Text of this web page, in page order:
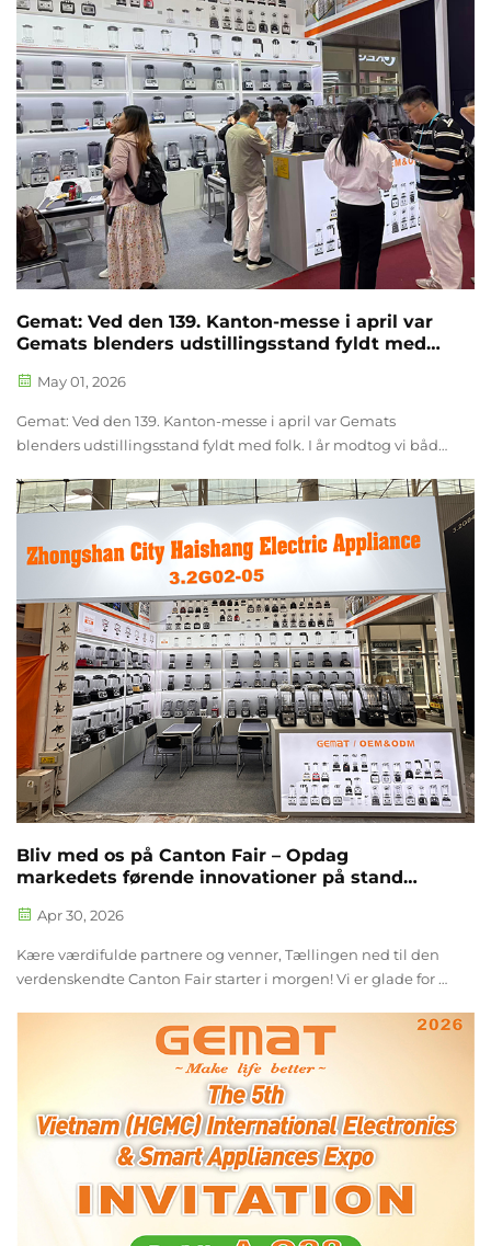
Gemat: Ved den 139. Kanton-messe i april var
Gemats blenders udstillingsstand fyldt med
May 01, 2026
Gemat: Ved den 139. Kanton-messe i april var Gemats
blenders udstillingsstand fyldt med folk. I år modtog vi både
adgangskravene blev stadig mere strenge. &nbsp...
Bliv med os på Canton Fair – Opdag
markedets førende innovationer på stand
Apr 30, 2026
Kære værdifulde partnere og venner, Tællingen ned til den
verdenskendte Canton Fair starter i morgen! Vi er glade for at
venner til at besøge vores udstillingsareal. Besøg os på stand: